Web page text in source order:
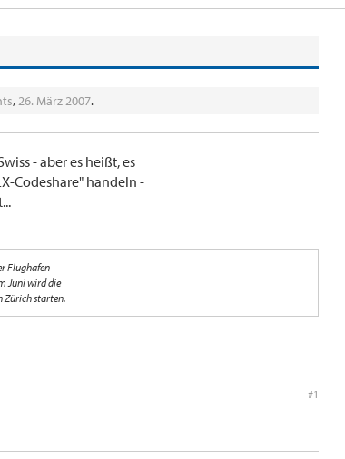
,26. März 2007.
- aber es heißt, es
Codeshare" handeln -
Flughafen
Juni wird die
Zürich starten.
#1